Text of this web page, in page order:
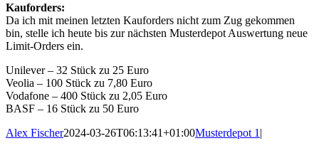
Kauforders:
Da ich mit meinen letzten Kauforders nicht zum Zug gekommen
bin, stelle ich heute bis zur nächsten Musterdepot Auswertung neue
Limit-Orders ein.
Unilever – 32 Stück zu 25 Euro
Veolia – 100 Stück zu 7,80 Euro
Vodafone – 400 Stück zu 2,05 Euro
BASF – 16 Stück zu 50 Euro
Alex Fischer2024-03-26T06:13:41+01:00Musterdepot 1 |